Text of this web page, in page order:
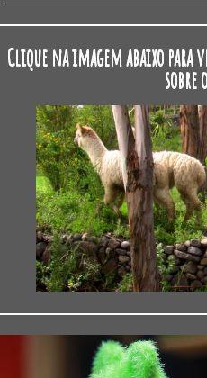
Clique na imagem abaixo
sobre